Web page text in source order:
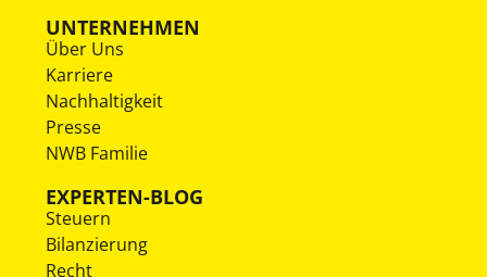
UNTERNEHMEN
Über Uns
Karriere
Nachhaltigkeit
Presse
NWB Familie
EXPERTEN-BLOG
Steuern
Bilanzierung
Recht